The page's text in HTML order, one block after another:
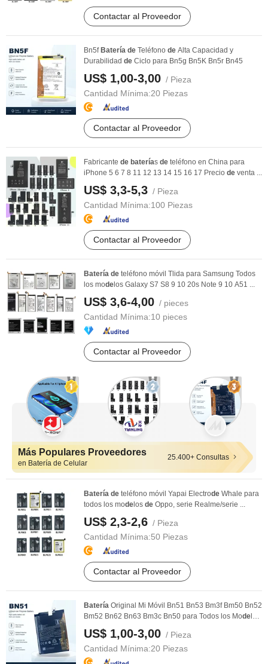
Contactar al Proveedor
Bn5f Batería de Teléfono de Alta Capacidad y
Durabilidad de Ciclo para Bn5g Bn5K Bn5r Bn45
US$ 1,00-3,00 / Pieza
Cantidad Mínima:20 Piezas
Contactar al Proveedor
Fabricante de baterías de teléfono en China para
iPhone 5 6 7 8 11 12 13 14 15 16 17 Precio de venta ...
US$ 3,3-5,3 / Pieza
Cantidad Mínima:100 Piezas
Contactar al Proveedor
Batería de teléfono móvil Tlida para Samsung Todos
los mode los Galaxy S7 S8 9 10 20s Note 9 10 A51 ...
US$ 3,6-4,00 / pieces
Cantidad Mínima:10 pieces
Contactar al Proveedor
Más Populares Proveedores
en Batería de Celular
25.400+ Consultas
Batería de teléfono móvil Yapai Electrode Whale para
todos los mode los de Oppo, serie Realme/serie ...
US$ 2,3-2,6 / Pieza
Cantidad Mínima:50 Piezas
Contactar al Proveedor
Batería Original Mi Móvil Bn51 Bn53 Bm3f Bm50 Bn52
Bm52 Bn62 Bn63 Bm3c Bn50 para Todos los Mode los
US$ 1,00-3,00 / Pieza
Cantidad Mínima:20 Piezas